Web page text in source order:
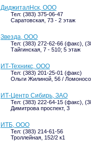
ДиджиталНск, ООО
Тел: (383) 375-06-47
Саратовская, 73 - 2 этаж
Звезда, ООО
Тел: (383) 272-62-66 (факс),
Тайгинская, 7 - 510; 5 этаж
ИТ-Техникс, ООО
Тел: (383) 201-25-01 (факс)
Ольги Жилиной, 56 /
ИТ-Центр Сибирь, ЗАО
Тел: (383) 222-64-15 (факс),
Димитрова проспект, 3
ИТБ, ООО
Тел: (383) 214-61-56
Троллейная, 152/2 к1